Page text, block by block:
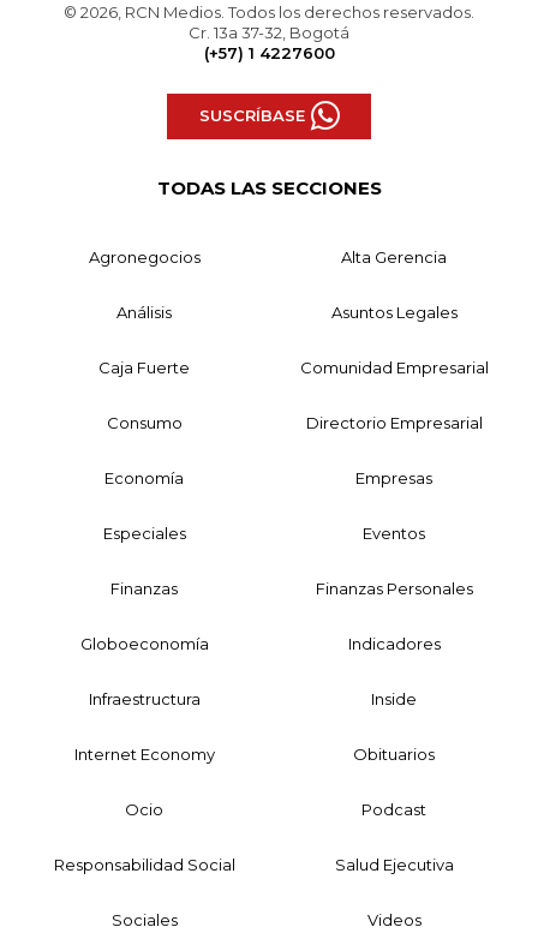
© 2026, RCN Medios. Todos los derechos reservados.
Cr. 13a 37-32, Bogotá
(+57) 1 4227600
SUSCRÍBASE
TODAS LAS SECCIONES
Agronegocios Alta Gerencia
Análisis Asuntos Legales
Caja Fuerte Comunidad Empresarial
Consumo Directorio Empresarial
Economía Empresas
Especiales Eventos
Finanzas Finanzas Personales
Globoeconomía Indicadores
Infraestructura Inside
Internet Economy Obituarios
Ocio Podcast
Responsabilidad Social Salud Ejecutiva
Sociales Videos